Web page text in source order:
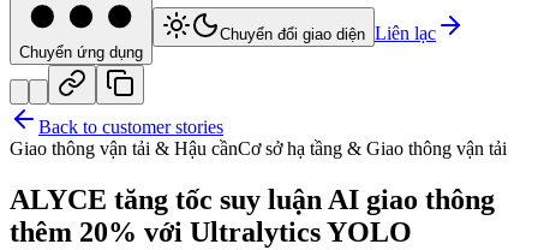
Chuyển ứng dụng
Chuyển đổi giao diện Liên lạc
Back to customer stories
Giao thông vận tải & Hậu cầnCơ sở hạ tầng & Giao thông vận tải
ALYCE tăng tốc suy luận AI giao thông
thêm 20% với Ultralytics YOLO